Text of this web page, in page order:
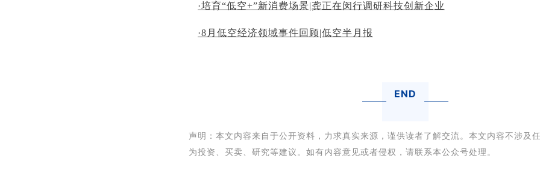
·培育“低空+”新消费场景|龚正在闵行调研科技创新企业
·8月低空经济领域事件回顾|低空半月报
END
声明：本文内容来自于公开资料，力求真实来源，谨供读者了解交流。本文内容不涉及
为投资、买卖、研究等建议。如有内容意见或者侵权，请联系本公众号处理。